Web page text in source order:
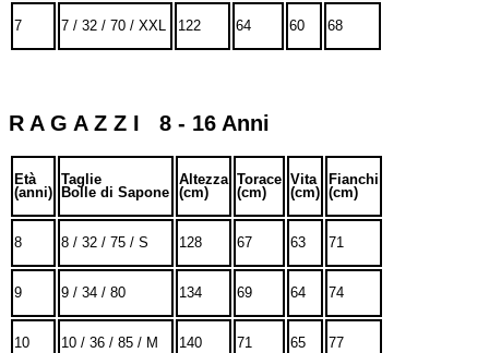
7 7 / 32 / 70 / XXL 122 64 60 68
R A G A Z Z I 8 - 16 Anni
Età
(anni)
Taglie
Bolle di Sapone
Altezza
(cm)
Torace
(cm)
Vita
(cm)
Fianchi
(cm)
8 8 / 32 / 75 / S 128 67 63 71
9 9 / 34 / 80 134 69 64 74
10 10 / 36 / 85 / M 140 71 65 77